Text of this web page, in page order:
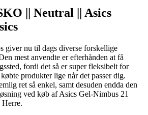
|| Neutral || Asics
giver nu til dags diverse forskellige
mest anvendte er efterhånden at få
fordi det så er super fleksibelt for
produkter lige når det passer dig.
ret så enkel, samt desuden endda den
ved køb af Asics Gel-Nimbus 21